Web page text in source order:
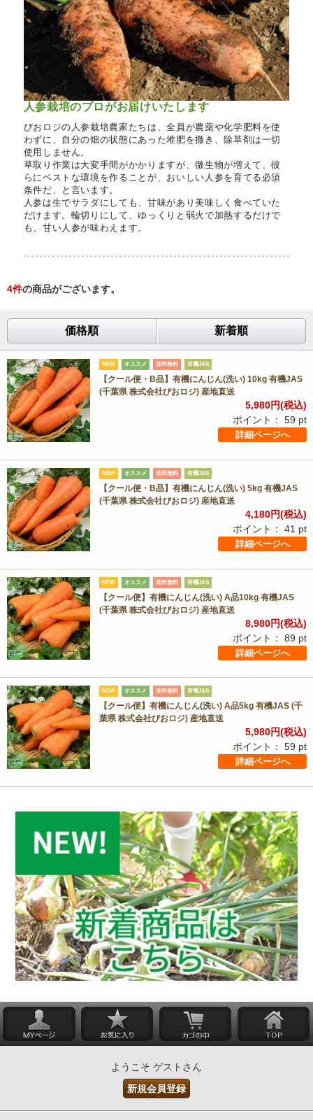
人参栽培のプロがお届けいたします
びおロジの人参栽培農家たちは、全員が農薬や化学肥料を使
わずに、自分の畑の状態にあった堆肥を撒き、除草剤は一切
使用しません。
草取り作業は大変手間がかかりますが、微生物が増えて、彼
らにベストな環境を作ることが、おいしい人参を育てる必須
条件だ、と言います。
人参は生でサラダにしても、甘味があり美味しく食べていた
だけます。輪切りにして、ゆっくりと弱火で加熱するだけで
も、甘い人参が味わえます。
4件の商品がございます。
価格順 新着順
NEW オススメ 送料無料 有機JAS
【クール便・B品】有機にんじん(洗い) 10kg 有機JAS
(千葉県 株式会社びおロジ) 産地直送
5,980円(税込)
ポイント： 59 pt
詳細ページへ
NEW オススメ 送料無料 有機JAS
【クール便・B品】有機にんじん(洗い) 5kg 有機JAS
(千葉県 株式会社びおロジ) 産地直送
4,180円(税込)
ポイント： 41 pt
詳細ページへ
NEW オススメ 送料無料 有機JAS
【クール便】有機にんじん(洗い) A品10kg 有機JAS
(千葉県 株式会社びおロジ) 産地直送
8,980円(税込)
ポイント： 89 pt
詳細ページへ
NEW オススメ 送料無料 有機JAS
【クール便】有機にんじん(洗い) A品5kg 有機JAS (千
葉県 株式会社びおロジ) 産地直送
5,980円(税込)
ポイント： 59 pt
詳細ページへ
ようこそ ゲストさん
新規会員登録